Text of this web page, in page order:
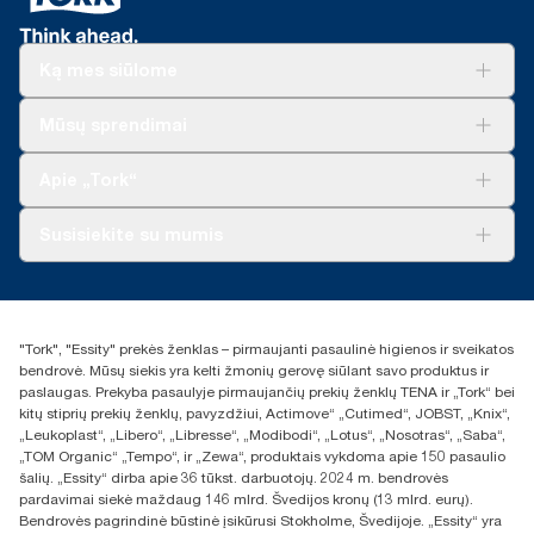
prekystalio sistema su „Tork“ tradicine dozatorių servetėlių
sistema (271600 su 10935)​
pavojingomis ar nekompostuojamomis medžiagomis.
duomenys yra sistemos vidurkis, jie nėra skirti naudoti teikiant
anglies dioksido ataskaitas apie konkrečius gaminius ir
patikrintą ir suderintą pagal kilmės garantijas. Gautas anglies
+370 5 268 3455
UAB Essity Lithuania
Naugarduko g. 98
LT-03160 Vilnius, Lietuva
"Tork", "Essity" prekės ženklas – pirmaujanti pasaulinė higienos ir sveikatos
bendrovė. Mūsų siekis yra kelti žmonių gerovę siūlant savo produktus ir
paslaugas. Prekyba pasaulyje pirmaujančių prekių ženklų TENA ir „Tork“ bei
kitų stiprių prekių ženklų, pavyzdžiui, Actimove“ „Cutimed“, JOBST, „Knix“,
„Leukoplast“, „Libero“, „Libresse“, „Modibodi“, „Lotus“, „Nosotras“, „Saba“,
„TOM Organic“ „Tempo“, ir „Zewa“, produktais vykdoma apie 150 pasaulio
šalių. „Essity“ dirba apie 36 tūkst. darbuotojų. 2024 m. bendrovės
pardavimai siekė maždaug 146 mlrd. Švedijos kronų (13 mlrd. eurų).
Bendrovės pagrindinė būstinė įsikūrusi Stokholme, Švedijoje. „Essity“ yra